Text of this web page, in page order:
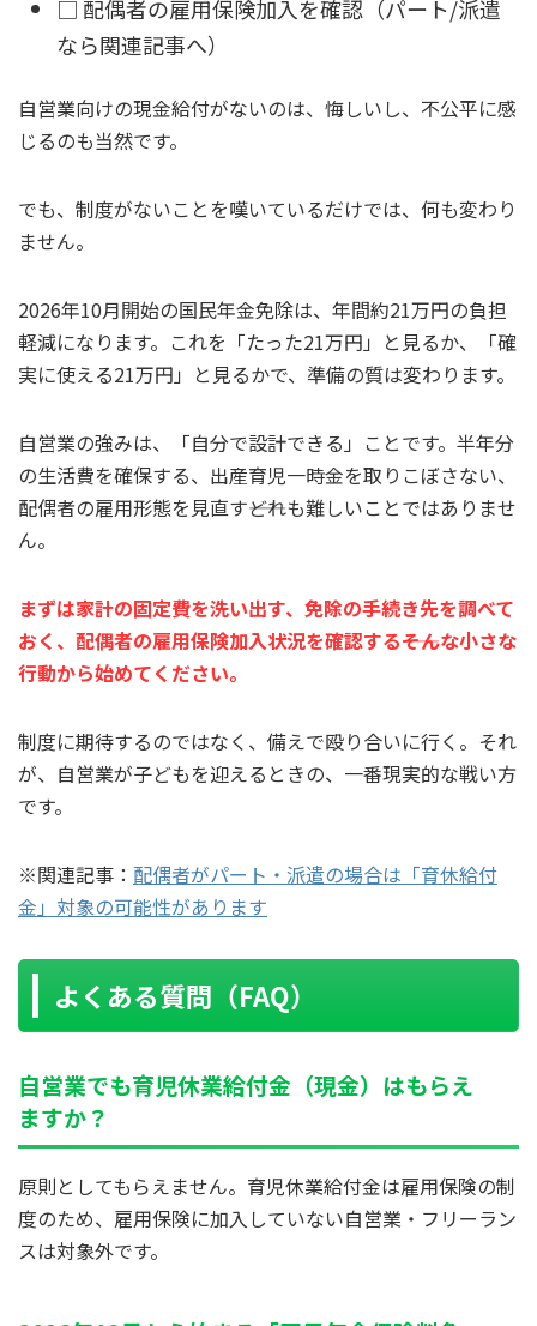
□ 配偶者の雇用保険加入を確認（パート/派遣
なら関連記事へ）
自営業向けの現金給付がないのは、悔しいし、不公平に感
じるのも当然です。
でも、制度がないことを嘆いているだけでは、何も変わり
ません。
2026年10月開始の国民年金免除は、年間約21万円の負担
軽減になります。これを「たった21万円」と見るか、「確
実に使える21万円」と見るかで、準備の質は変わります。
自営業の強みは、「自分で設計できる」ことです。半年分
の生活費を確保する、出産育児一時金を取りこぼさない、
配偶者の雇用形態を見直す――どれも難しいことではありませ
ん。
まずは家計の固定費を洗い出す、免除の手続き先を調べて
おく、配偶者の雇用保険加入状況を確認する――そんな小さな
行動から始めてください。
制度に期待するのではなく、備えで殴り合いに行く。それ
が、自営業が子どもを迎えるときの、一番現実的な戦い方
です。
※関連記事： 配偶者がパート・派遣の場合は「育休給付
金」対象の可能性があります
よくある質問（FAQ）
自営業でも育児休業給付金（現金）はもらえ
ますか？
原則としてもらえません。育児休業給付金は雇用保険の制
度のため、雇用保険に加入していない自営業・フリーラン
スは対象外です。